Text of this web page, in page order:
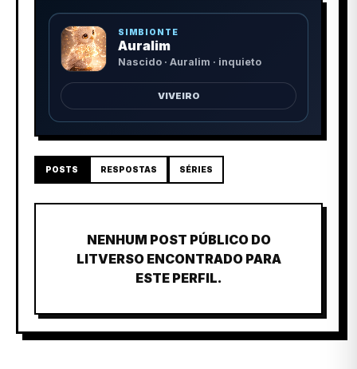
SIMBIONTE
Auralim
Nascido · Auralim · inquieto
VIVEIRO
POSTS RESPOSTAS SÉRIES
NENHUM POST PÚBLICO DO
LITVERSO ENCONTRADO PARA
ESTE PERFIL.